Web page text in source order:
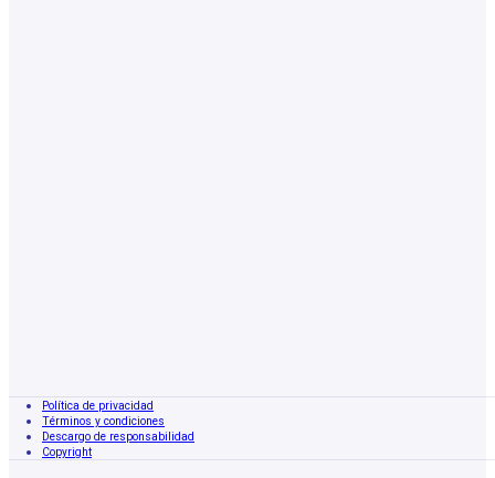
Política de privacidad
Términos y condiciones
Descargo de responsabilidad
Copyright